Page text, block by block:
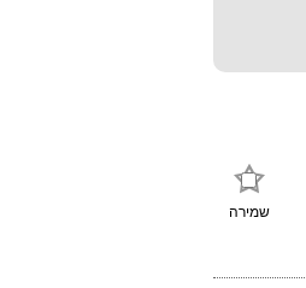
שמירה